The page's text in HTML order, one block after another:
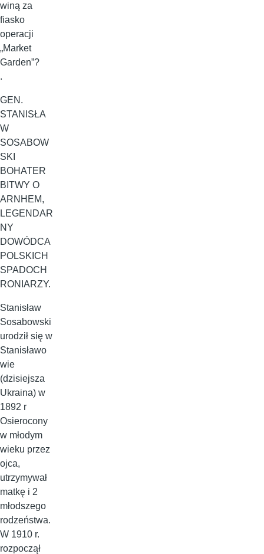
winą za
fiasko
operacji
„Market
Garden”?
.
GEN.
STANISŁA
W
SOSABOW
SKI
BOHATER
BITWY O
ARNHEM,
LEGENDAR
NY
DOWÓDCA
POLSKICH
SPADOCH
RONIARZY.
Stanisław
Sosabowski
urodził się w
Stanisławo
wie
(dzisiejsza
Ukraina) w
1892 r
Osierocony
w młodym
wieku przez
ojca,
utrzymywał
matkę i 2
młodszego
rodzeństwa.
W 1910 r.
rozpoczął